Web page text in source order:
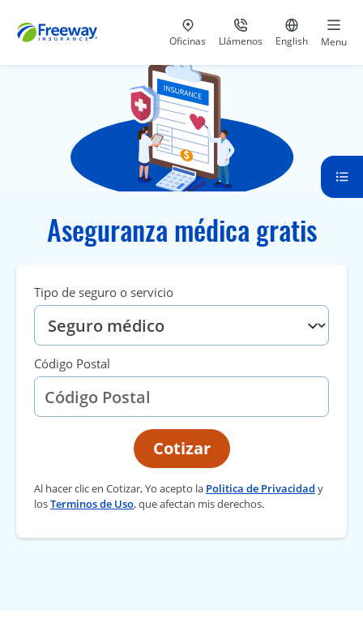
Visita nuestras
Oficinas Llámenos
al 800-441-5533
Ir al sitio
English Menu
Aseguranza médica gratis
Tipo de seguro o servicio
Código Postal
Cotizar
Al hacer clic en Cotizar, Yo acepto la Politica de Privacidad y
losTerminos de Uso, que afectan mis derechos.